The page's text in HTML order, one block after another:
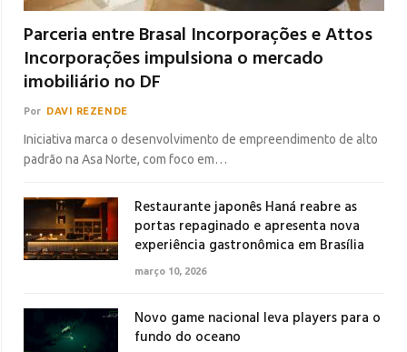
Parceria entre Brasal Incorporações e Attos
Incorporações impulsiona o mercado
imobiliário no DF
Por DAVI REZENDE
Iniciativa marca o desenvolvimento de empreendimento de alto
padrão na Asa Norte, com foco em…
Restaurante japonês Haná reabre as
portas repaginado e apresenta nova
experiência gastronômica em Brasília
março 10, 2026
Novo game nacional leva players para o
fundo do oceano